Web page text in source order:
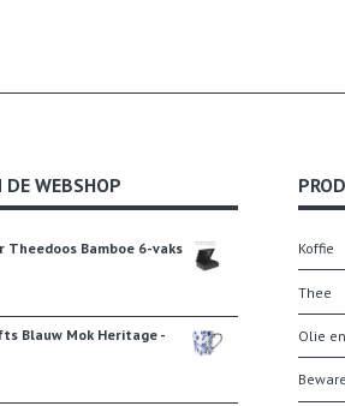
WEBSHOP
Theedoos Bamboe 6-vaks
Blauw Mok Heritage -
Koffie
Thee
Olie